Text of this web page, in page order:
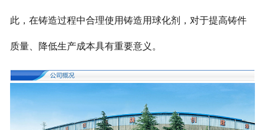
此，在铸造过程中合理使用铸造用球化剂，对于提高铸件
质量、降低生产成本具有重要意义。